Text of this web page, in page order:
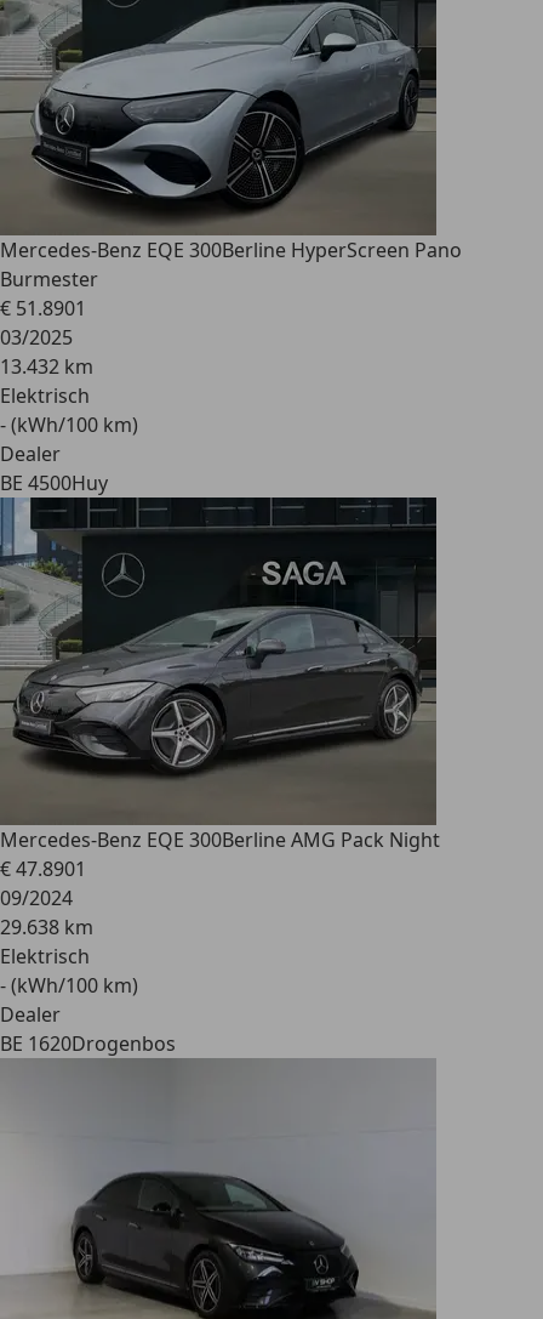
Mercedes-Benz EQE 300Berline HyperScreen Pano
Burmester
€ 51.8901
03/2025
13.432 km
Elektrisch
- (kWh/100 km)
Dealer
BE 4500Huy
Mercedes-Benz EQE 300Berline AMG Pack Night
€ 47.8901
09/2024
29.638 km
Elektrisch
- (kWh/100 km)
Dealer
BE 1620Drogenbos